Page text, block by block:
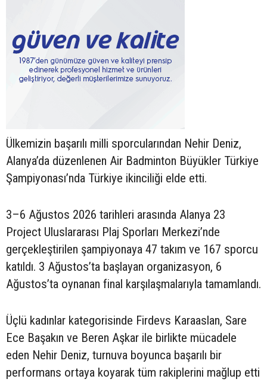
Ülkemizin başarılı milli sporcularından Nehir Deniz,
Alanya’da düzenlenen Air Badminton Büyükler Türkiye
Şampiyonası’nda Türkiye ikinciliği elde etti.
3–6 Ağustos 2026 tarihleri arasında Alanya 23
Project Uluslararası Plaj Sporları Merkezi’nde
gerçekleştirilen şampiyonaya 47 takım ve 167 sporcu
katıldı. 3 Ağustos’ta başlayan organizasyon, 6
Ağustos’ta oynanan final karşılaşmalarıyla tamamlandı.
Üçlü kadınlar kategorisinde Firdevs Karaaslan, Sare
Ece Başakın ve Beren Aşkar ile birlikte mücadele
eden Nehir Deniz, turnuva boyunca başarılı bir
performans ortaya koyarak tüm rakiplerini mağlup etti